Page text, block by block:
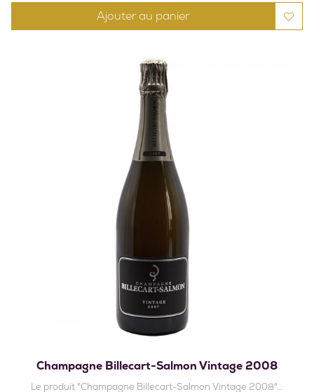
Ajouter au panier
Champagne Billecart-Salmon Vintage 2008
Le produit "Champagne Billecart-Salmon Vintage 2008"...